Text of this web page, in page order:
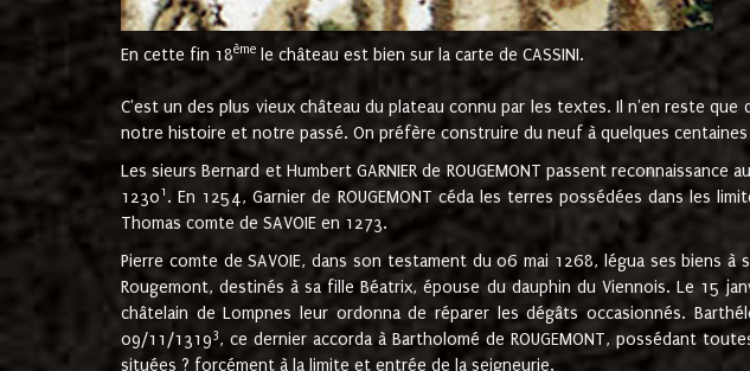
En cette fin 18ème le château est bien sur la carte de CASSINI.
C'est un des plus vieux château du plateau connu par les textes. Il n'en reste
notre histoire et notre passé. On préfère construire du neuf à quelques centaines
Les sieurs Bernard et Humbert GARNIER de ROUGEMONT passent
12301 . En 1254, Garnier de ROUGEMONT céda les terres possédées dans les
Thomas comte de SAVOIE en 1273.
Pierre comte de SAVOIE, dans son testament du 06 mai 1268, légua ses biens
Rougemont, destinés à sa fille Béatrix, épouse du dauphin du Viennois. Le 15
châtelain de Lompnes leur ordonna de réparer les dégâts occasionnés.
09/11/13193, ce dernier accorda à Bartholomé de ROUGEMONT, possédant
situées ? forcément à la limite et entrée de la seigneurie.